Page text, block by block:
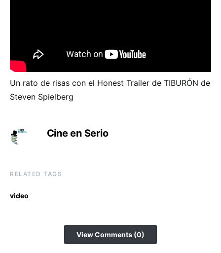
Un rato de risas con el Honest Trailer de TIBURÓN de
Steven Spielberg
Cine en Serio
RELATED TAGS
video
View Comments (0)